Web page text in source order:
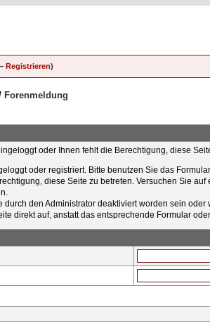
Registrieren)
Forenmeldung
oder Ihnen fehlt die Berechtigung, diese
oder registriert. Bitte benutzen Sie das
diese Seite zu betreten. Versuchen Sie
durch den Administrator deaktiviert worden sein oder
direkt auf, anstatt das entsprechende Formular